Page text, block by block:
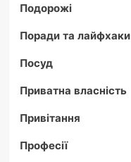
Подорожі
Поради та лайфхаки
Посуд
Приватна власність
Привітання
Професії